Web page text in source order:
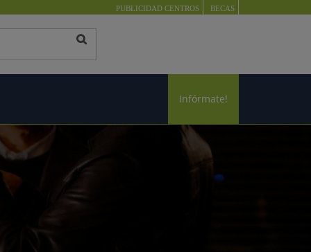
PUBLICIDAD CENTROS BECAS
Infórmate!